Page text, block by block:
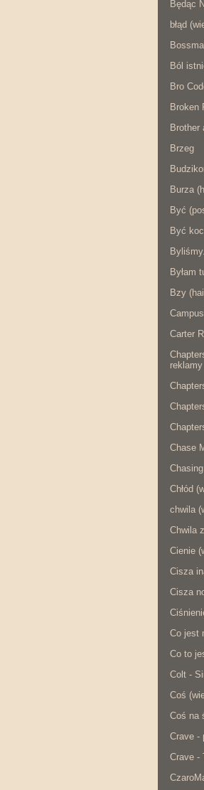
Będąc
błąd
Ból
Bro
Broken
Brother
Brzeg
Burza
Być
Być
Byłam
Bzy
Carter
reklamy
Chase
Chłód
chwila
Chwila
Cienie
Cisza
Cisza
Co jest
Co to
Colt -
Coś
Coś na
Crave -
Crave -